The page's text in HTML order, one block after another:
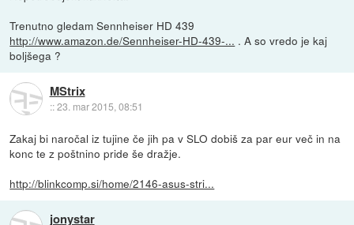
Trenutno gledam Sennheiser HD 439
http://www.amazon.de/Sennheiser-HD-439-... . A so vredo je kaj
boljšega ?
MStrix
::23. mar 2015, 08:51
Zakaj bi naročal iz tujine če jih pa v SLO dobiš za par eur več in na
konc te z poštnino pride še dražje.
http://blinkcomp.si/home/2146-asus-stri...
jonystar